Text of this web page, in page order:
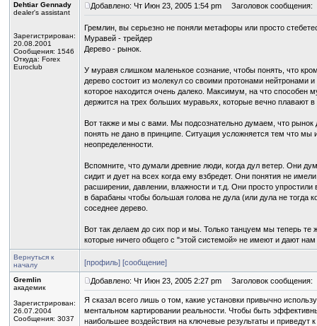
Dehtiar Gennady
dealer's assistant
Зарегистрирован:
20.08.2001
Сообщения: 1546
Откуда: Forex
Euroclub
Добавлено: Чт Июн 23, 2005 1:54 pm Заголовок сообщения:
Гремлин, вы серьезно не поняли метафоры или просто
Муравей - трейдер
Дерево - рынок.
У муравя слишком маленькое сознание, чтобы понять, что
дерево состоит из молекул со своими протонами нейтронами
которое находится очень далеко. Максимум, на что способен
держится на трех больших муравьях, которые вечно плавают
Вот также и мы с вами. Мы подсознательно думаем, что рынок
понять не дано в принципе. Ситуация усложняется тем что мы
неопределенности.
Вспомните, что думали древние люди, когда дул ветер. Они
сидит и дует на всех когда ему взбредет. Они понятия не
расширении, давлении, влажности и т.д. Они просто
в барабаны чтобы большая голова не дула (или дула не тогда
соседнее дерево.
Вот так делаем до сих пор и мы. Только танцуем мы теперь
которые ничего общего с "этой системой» не имеют и дают
Вернуться к
началу
[профиль] [сообщение]
Gremlin
академик
Зарегистрирован:
26.07.2004
Сообщения: 3037
Добавлено: Чт Июн 23, 2005 2:27 pm Заголовок сообщения:
Я сказал всего лишь о том, какие установки привычно
ментальном картировании реальности. Чтобы быть
наибольшее воздействия на ключевые результаты и приведут